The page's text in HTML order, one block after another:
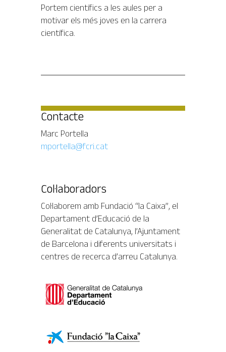
Portem científics a les aules per a
motivar els més joves en la carrera
científica.
Contacte
Marc Portella
mportella@fcri.cat
Col·laboradors
Col·laborem amb Fundació “la Caixa”, el
Departament d’Educació de la
Generalitat de Catalunya, l’Ajuntament
de Barcelona i diferents universitats i
centres de recerca d’arreu Catalunya.